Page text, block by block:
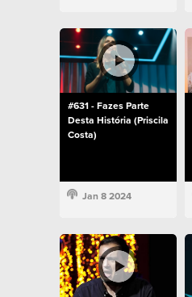
#631 - Fazes Parte
Desta História (Priscila
Costa)
Jan 8 2024